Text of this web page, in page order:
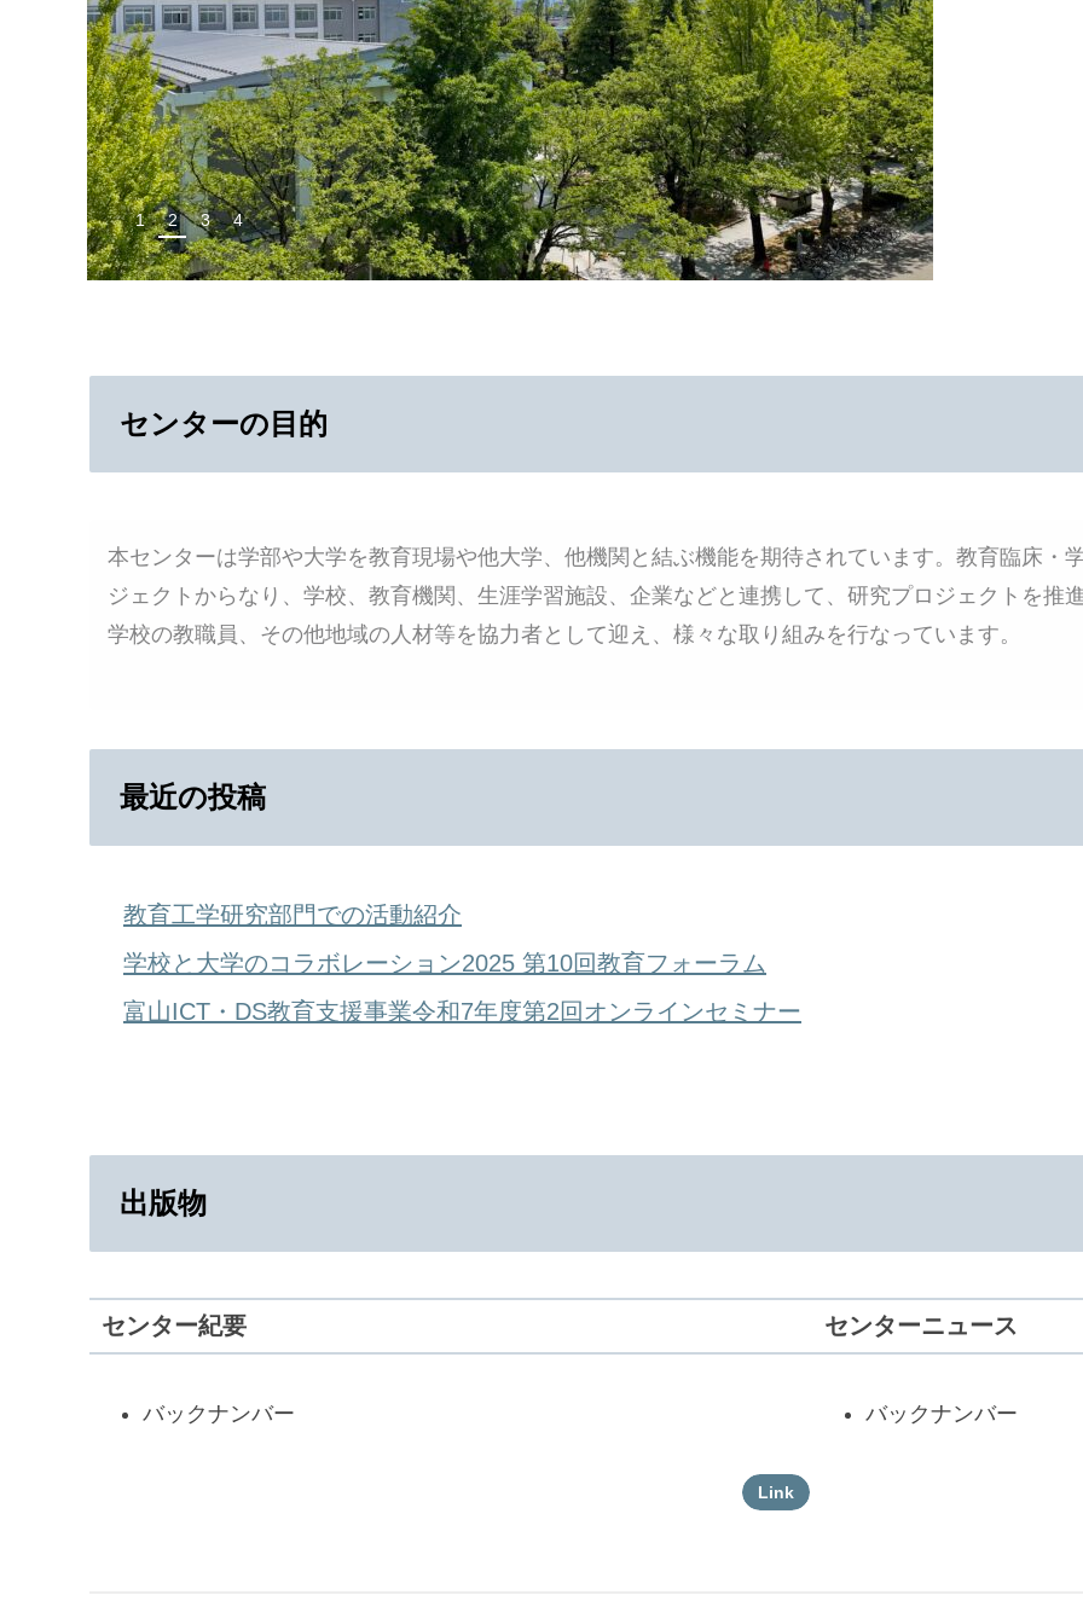
1 2 3 4
センターの目的
本センターは学部や大学を教育現場や他大学、他機関と結ぶ機能を期待されています。教育臨床・
ジェクトからなり、学校、教育機関、生涯学習施設、企業などと連携して、研究プロジェクトを推
学校の教職員、その他地域の人材等を協力者として迎え、様々な取り組みを行なっています。
最近の投稿
教育工学研究部門での活動紹介
学校と大学のコラボレーション2025 第10回教育フォーラム
富山ICT・DS教育支援事業令和7年度第2回オンラインセミナー
出版物
センター紀要
バックナンバー
Link
センターニュース
バックナンバー